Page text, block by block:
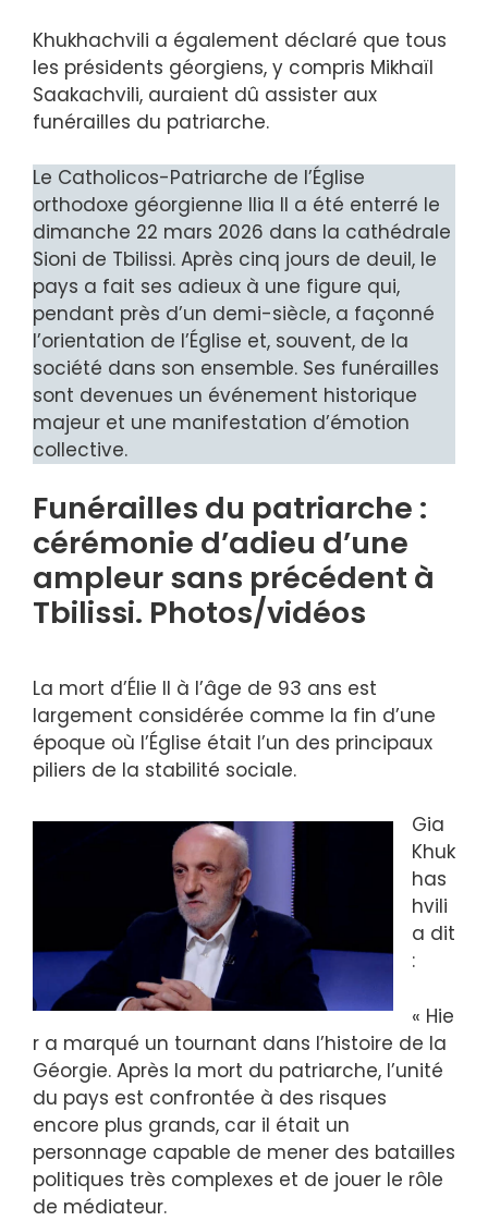
Khukhachvili a également déclaré que tous
les présidents géorgiens, y compris Mikhaïl
Saakachvili, auraient dû assister aux
funérailles du patriarche.
Le Catholicos-Patriarche de l’Église
orthodoxe géorgienne Ilia II a été enterré le
dimanche 22 mars 2026 dans la cathédrale
Sioni de Tbilissi. Après cinq jours de deuil, le
pays a fait ses adieux à une figure qui,
pendant près d’un demi-siècle, a façonné
l’orientation de l’Église et, souvent, de la
société dans son ensemble. Ses funérailles
sont devenues un événement historique
majeur et une manifestation d’émotion
collective.
Funérailles du patriarche :
cérémonie d’adieu d’une
ampleur sans précédent à
Tbilissi. Photos/vidéos
La mort d’Élie II à l’âge de 93 ans est
largement considérée comme la fin d’une
époque où l’Église était l’un des principaux
piliers de la stabilité sociale.
Gia
Khuk
has
hvili
a dit
:
« Hie
r a marqué un tournant dans l’histoire de la
Géorgie. Après la mort du patriarche, l’unité
du pays est confrontée à des risques
encore plus grands, car il était un
personnage capable de mener des batailles
politiques très complexes et de jouer le rôle
de médiateur.